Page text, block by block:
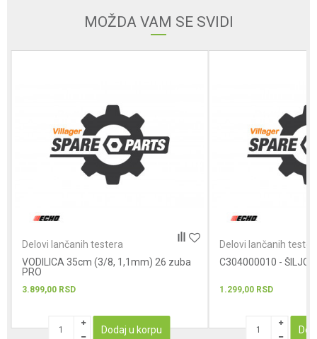
MOŽDA VAM SE SVIDI
Delovi lančanih testera
VODILICA 35cm (3/8, 1,1mm) 26 zuba
PRO
3.899,00 RSD
Dodaj u korpu
Delovi lančanih
C304000010 - ŠILJCI
1.299,00 RSD